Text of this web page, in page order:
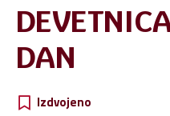
DAN
Izdvojeno